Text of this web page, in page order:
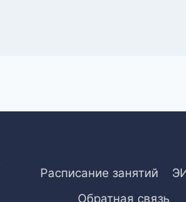
Расписание занятий
Обратная связь